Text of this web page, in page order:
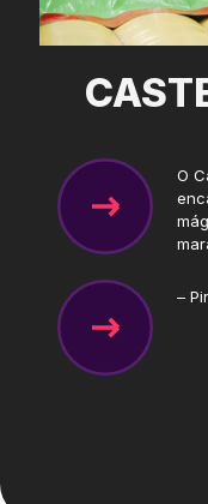
O
–